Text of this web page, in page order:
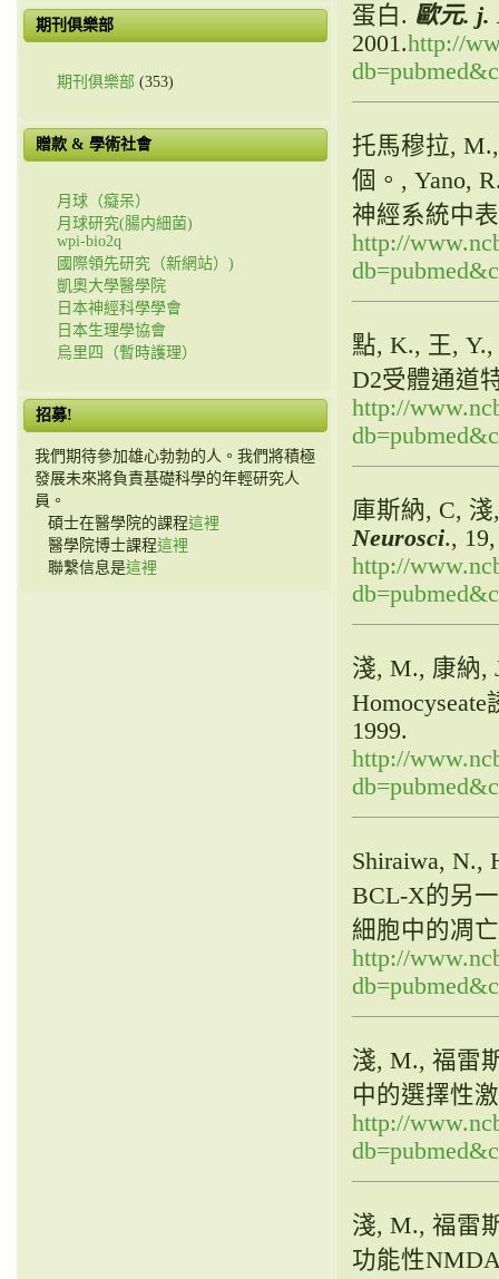
的
新
期刊俱樂部
期刊俱樂部 (353)
贈款 & 學術社會
月球（癡呆）
月球研究(腸内細菌)
wpi-bio2q
國際領先研究（新網站）)
凱奧大學醫學院
日本神經科學學會
日本生理學協會
烏里四（暫時護理）
招募!
我們期待參加雄心勃勃的人。我們將積極
發展未來將負責基礎科學的年輕研究人
員。
碩士在醫學院的課程這裡
醫學院博士課程這裡
聯繫信息是這裡
蛋白. 歐元. j.
2001.http://
托馬穆拉,
個。, Yano,
神經系統中
http://
點, K., 王,
D2受體通道
http://
庫斯納, C,
Neurosci.,
http://
淺, M., 康納,
1999.
http://
Shiraiwa, N.,
BCL-X的另
細胞中的凋
http://
淺, M., 福雷
中的選擇性
http://
淺, M., 福雷
功能性